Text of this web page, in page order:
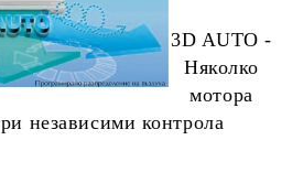
3D AUTO -
Няколко
мотора
независими контрола